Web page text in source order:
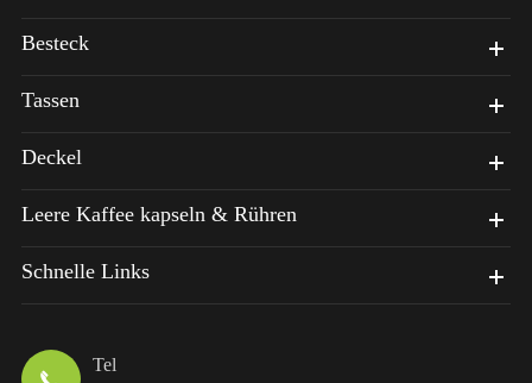
Besteck
Tassen
Deckel
Leere Kaffee kapseln & Rühren
Schnelle Links
Tel